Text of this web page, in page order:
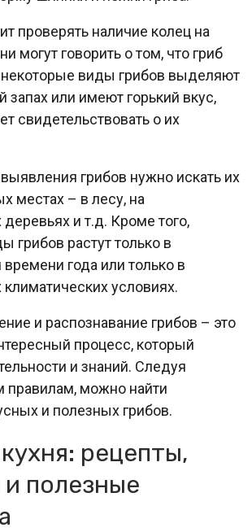
проверять наличие колец на
могут говорить о том, что гриб
виды грибов выделяют
запах или имеют горький вкус,
свидетельствовать о их
грибов нужно искать их
местах – в лесу, на
и т.д. Кроме того,
грибов растут только в
года или только в
условиях.
и распознавание грибов – это
процесс, который
и знаний. Следуя
можно найти
и полезных грибов.
рецепты,
полезные